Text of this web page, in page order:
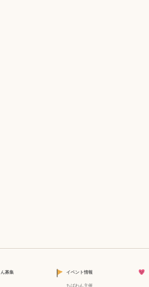
募集 イベント情報
ちばわん主催